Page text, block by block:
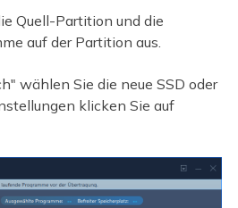
Quell-Partition und die
auf der Partition aus.
wählen Sie die neue SSD oder
klicken Sie auf